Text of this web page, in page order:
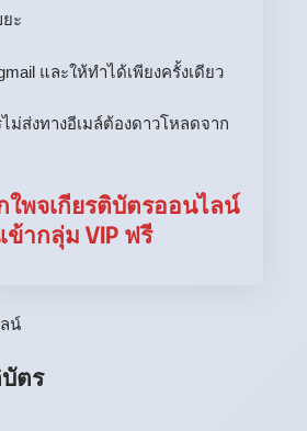
ะ
และให้ทำได้เพียงครั้งเดียว
ม่ส่งทางอีเมล์ต้องดาวโหลดจาก
พจเกียรติบัตรออนไลน์
ข้ากลุ่ม VIP ฟรี
น์
ตร